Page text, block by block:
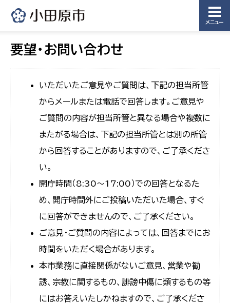
メニュー
要望・お問い合わせ
いただいたご意見やご質問は、下記の担当所管
からメールまたは電話で回答します。ご意見や
ご質問の内容が担当所管と異なる場合や複数に
またがる場合は、下記の担当所管とは別の所管
から回答することがありますので、ご了承くださ
い。
開庁時間（8:30〜17:00）での回答となるた
め、開庁時間外にご投稿いただいた場合、すぐ
に回答ができませんので、ご了承ください。
ご意見・ご質問の内容によっては、回答までにお
時間をいただく場合があります。
本市業務に直接関係がないご意見、営業や勧
誘、宗教に関するもの、誹謗中傷に類するもの等
にはお答えいたしかねますので、ご了承くださ